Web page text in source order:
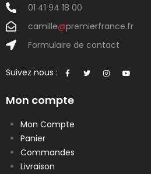
01 41 94 18 00
camille@premierfrance.fr
Formulaire de contact
Suivez nous :
Mon compte
Mon Compte
Panier
Commandes
Livraison